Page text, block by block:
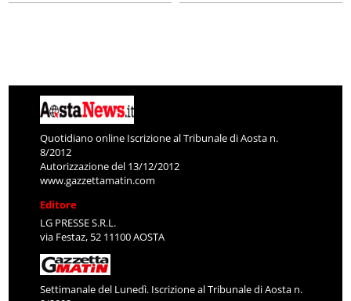
Quotidiano online Iscrizione al Tribunale di Aosta n.
8/2012
Autorizzazione del 13/12/2012
www.gazzettamatin.com
Editore
LG PRESSE S.R.L.
via Festaz, 52 11100 AOSTA
Settimanale del Lunedì. Iscrizione al Tribunale di Aosta n.